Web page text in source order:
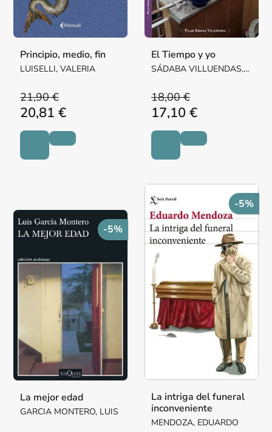
Principio, medio, fin
LUISELLI, VALERIA
21,90 €
20,81 €
El Tiempo y yo
SÁDABA VILLUENDAS,
18,00 €
17,10 €
-5%
La mejor edad
GARCIA MONTERO, LUIS
-5%
La intriga del funeral
inconveniente
MENDOZA, EDUARDO